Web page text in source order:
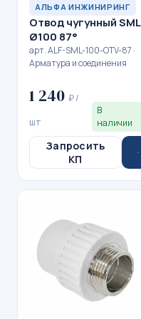
АЛЬФА ИНЖИНИРИНГ
Отвод чугунный SML
Ø100 87°
арт. ALF-SML-100-OTV-87 ·
Арматура и соединения
1 240 ₽ /
шт
В
наличии
Запросить
КП